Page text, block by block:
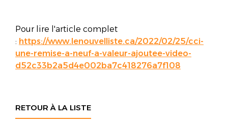
Pour lire l'article complet
: https://www.lenouvelliste.ca/2022/02/25/cci-
une-remise-a-neuf-a-valeur-ajoutee-video-
d52c33b2a5d4e002ba7c418276a7f108
RETOUR À LA LISTE